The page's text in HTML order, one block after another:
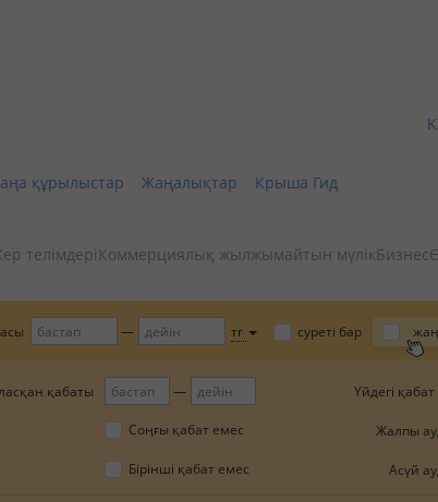
құрылыстар Жаңалықтар Крыша Гид
телімдері Коммерциялық жылжымайтын мүлікБизнес
тг суреті бар
қабаты Үйдегі
Соңғы қабат емес Жалпы
Бірінші қабат емес Асүй